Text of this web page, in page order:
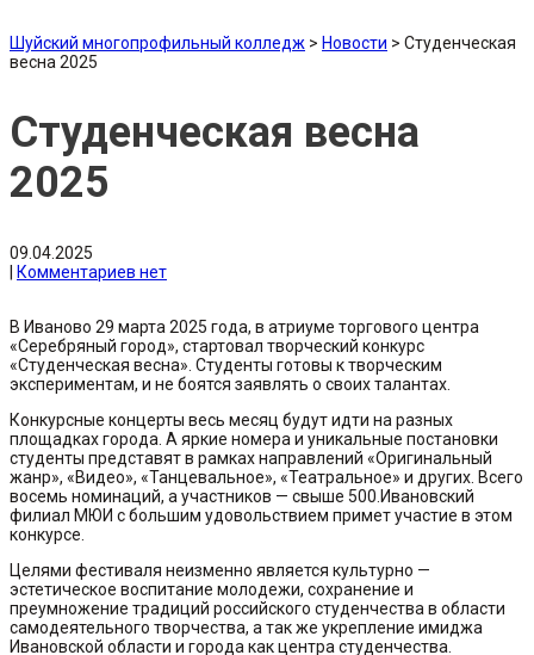
Шуйский многопрофильный колледж > Новости > Студенческая
весна 2025
Студенческая весна
2025
09.04.2025
Комментариев нет
В Иваново 29 марта 2025 года, в атриуме торгового центра
«Серебряный город», стартовал творческий конкурс
«Студенческая весна». Студенты готовы к творческим
экспериментам, и не боятся заявлять о своих талантах.
Конкурсные концерты весь месяц будут идти на разных
площадках города. А яркие номера и уникальные постановки
студенты представят в рамках направлений «Оригинальный
жанр», «Видео», «Танцевальное», «Театральное» и других. Всего
восемь номинаций, а участников — свыше 500.Ивановский
филиал МЮИ с большим удовольствием примет участие в этом
конкурсе.
Целями фестиваля неизменно является культурно —
эстетическое воспитание молодежи, сохранение и
преумножение традиций российского студенчества в области
самодеятельного творчества, а так же укрепление имиджа
Ивановской области и города как центра студенчества.